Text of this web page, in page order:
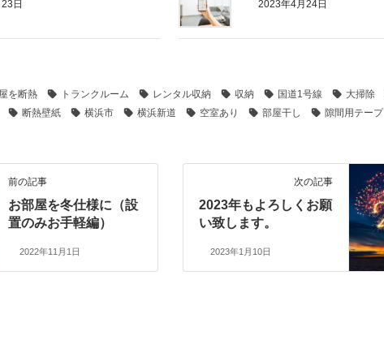
日 2023年4月24日
を断熱 トランクルーム レンタル収納 収納 国道1号線 大掃除
断熱壁紙 横浜市 横浜新道 空室あり 部屋干し 隙間用テープ
前の記事
お部屋を冬仕様に（設
置のみお手軽編）
2022年11月1日
次の記事
2023年もよろしくお願
い致します。
2023年1月10日